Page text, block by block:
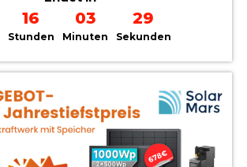
16
Stunden
03
Minuten
28
Sekunden